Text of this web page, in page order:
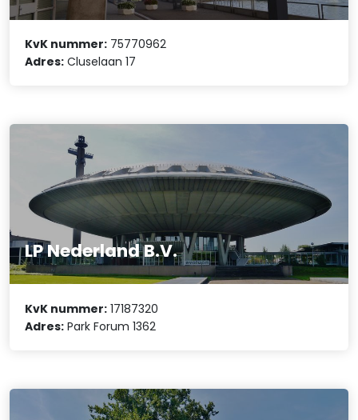
KvK nummer: 75770962
Adres: Cluselaan 17
LP Nederland B.V.
KvK nummer: 17187320
Adres: Park Forum 1362